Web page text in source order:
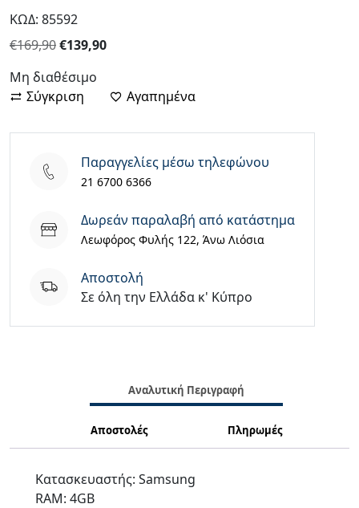
ΚΩΔ: 85592
€169,90Original
was:
€169,90.
€139,90Η
είναι:
Μη διαθέσιμο
Σύγκριση
Αγαπημένα
Παραγγελίες μέσω τηλεφώνου
21 6700 6366
Δωρεάν παραλαβή από κατάστημα
Λεωφόρος Φυλής 122, Άνω Λιόσια
Aποστολή
Σε όλη την Ελλάδα κ' Κύπρο
Αναλυτική Περιγραφή
Αποστολές Πληρωμές
Κατασκευαστής: Samsung
RAM: 4GB